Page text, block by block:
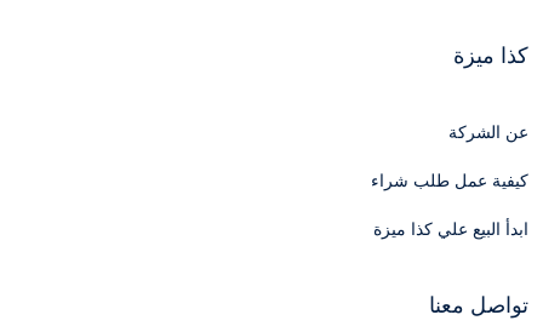
كذا ميزة
عن الشركة
كيفية عمل طلب شراء
ابدأ البيع علي كذا ميزة
تواصل معنا